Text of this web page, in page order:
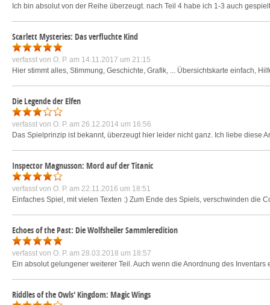
Ich bin absolut von der Reihe überzeugt. nach Teil 4 habe ich 1-3 auch
Scarlett Mysteries: Das verfluchte Kind
verfasst von O. P. am 14.11.2017 um 21:15
Hier stimmt alles, Stimmung, Geschichte, Grafik, ... Übersichtskarte einfach,
Die Legende der Elfen
verfasst von O. P. am 26.12.2014 um 16:56
Das Spielprinzip ist bekannt, überzeugt hier leider nicht ganz. Ich liebe diese
Inspector Magnusson: Mord auf der Titanic
verfasst von O. P. am 22.11.2016 um 18:51
Einfaches Spiel, mit vielen Texten :) Zum Ende des Spiels, verschwinden die
Echoes of the Past: Die Wolfsheiler Sammleredition
verfasst von O. P. am 28.03.2018 um 18:57
Ein absolut gelungener weiterer Teil. Auch wenn die Anordnung des
Riddles of the Owls' Kingdom: Magic Wings